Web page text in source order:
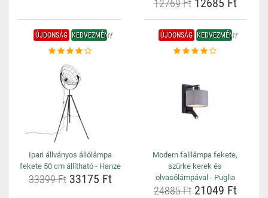
12769 Ft12685 Ft
ÚJDONSÁG KEDVEZMÉNY
Ipari állványos állólámpa
fekete 50 cm állítható - Hanze
33399 Ft33175 Ft
ÚJDONSÁG KEDVEZMÉNY
Modern falilámpa fekete,
szürke kerek és
olvasólámpával - Puglia
24885 Ft21049 Ft